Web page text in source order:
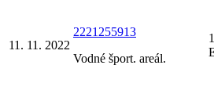
11. 11. 2022
2221255913
Vodné šport. areál.